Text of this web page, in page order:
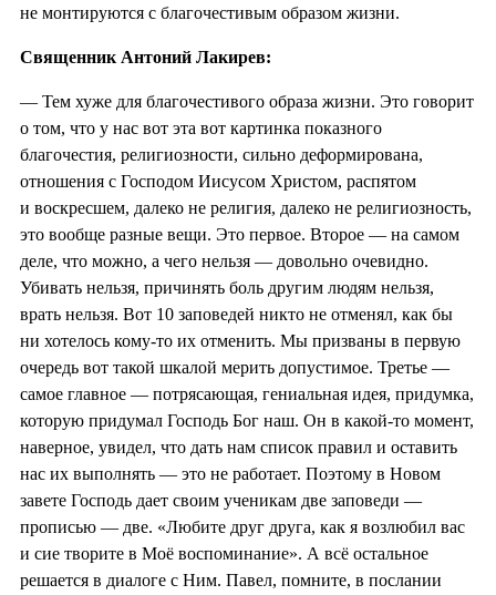
не монтируются с благочестивым образом жизни.
Священник Антоний Лакирев:
— Тем хуже для благочестивого образа жизни. Это говорит
о том, что у нас вот эта вот картинка показного
благочестия, религиозности, сильно деформирована,
отношения с Господом Иисусом Христом, распятом
и воскресшем, далеко не религия, далеко не религиозность,
это вообще разные вещи. Это первое. Второе — на самом
деле, что можно, а чего нельзя — довольно очевидно.
Убивать нельзя, причинять боль другим людям нельзя,
врать нельзя. Вот 10 заповедей никто не отменял, как бы
ни хотелось кому-то их отменить. Мы призваны в первую
очередь вот такой шкалой мерить допустимое. Третье —
самое главное — потрясающая, гениальная идея, придумка,
которую придумал Господь Бог наш. Он в какой-то момент,
наверное, увидел, что дать нам список правил и оставить
нас их выполнять — это не работает. Поэтому в Новом
завете Господь дает своим ученикам две заповеди —
прописью — две. «Любите друг друга, как я возлюбил вас
и сие творите в Моё воспоминание». А всё остальное
решается в диалоге с Ним. Павел, помните, в послании